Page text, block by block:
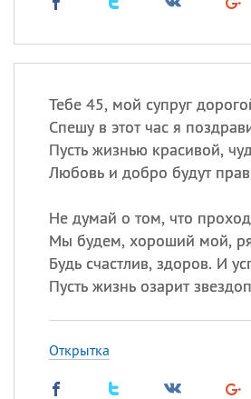
Тебе 45, мой супруг
Спешу в этот час я
Пусть жизнью красивой,
Любовь и добро будут
Не думай о том, что
Мы будем, хороший мой,
Будь счастлив, здоров. И
Пусть жизнь озарит
Открытка